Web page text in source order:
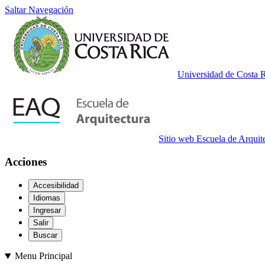
Saltar Navegación
Universidad de Costa
Sitio web Escuela de
Acciones
Accesibilidad
Idiomas
Ingresar
Salir
Buscar
Menu Principal